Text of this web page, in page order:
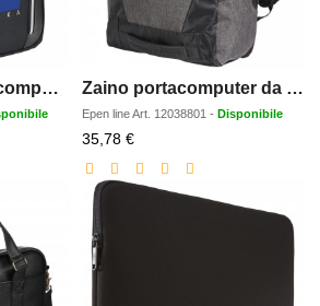
Vault, zaino porta computer da 15 con RFID Zaino portacomputer da 17 TSA Overland - 18L
Epen lineArt. 12038801 - Disponibile
35,78 €Prezzo
scontato